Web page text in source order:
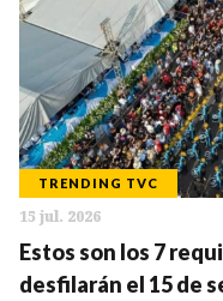
TRENDING TVC
15 jul. 2026
Estos son los 7
desfilarán el 15 de